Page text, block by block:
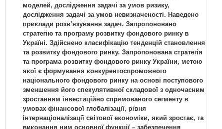
моделей, дослідження задачі за умов ризику,
дослідження задачі за умов невизначеності. Наведено
приклади розв’язування задач. Запропоновано
стратегію та програму розвитку фондового ринку в
Україні. Здійснено класифікацію тенденцій становлення
та розвитку фондового ринку. Запропонована стратегія
та програма розвитку фондового ринку України, метою
якої є формування конкурентоспроможного
національного фондового ринку на основі поступового
зменшення його спекулятивної складової з одночасним
зростанням інвестиційно спрямованого сегменту в
умовах фінансової глобалізації, рівня
інтернаціоналізації світової економіки, який зростає, та
виконання ним основної функції – забезпечення